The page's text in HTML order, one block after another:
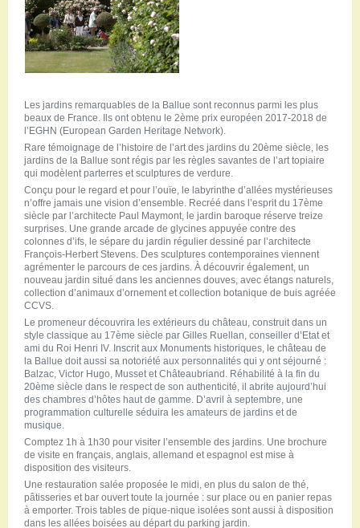
Les jardins remarquables de la Ballue sont reconnus parmi les plus
beaux de France. Ils ont obtenu le 2ème prix européen 2017-2018 de
l’EGHN (European Garden Heritage Network).
Rare témoignage de l’histoire de l’art des jardins du 20ème siècle, les
jardins de la Ballue sont régis par les règles savantes de l’art topiaire
qui modèlent parterres et sculptures de verdure.
Conçu pour le regard et pour l’ouïe, le labyrinthe d’allées mystérieuses
n’offre jamais une vision d’ensemble. Recréé dans l’esprit du 17ème
siècle par l’architecte Paul Maymont, le jardin baroque réserve treize
surprises. Une grande arcade de glycines appuyée contre des
colonnes d’ifs, le sépare du jardin régulier dessiné par l’architecte
François-Herbert Stevens. Des sculptures contemporaines viennent
agrémenter le parcours de ces jardins. À découvrir également, un
nouveau jardin situé dans les anciennes douves, avec étangs naturels,
collection d’animaux d’ornement et collection botanique de buis agréée
CCVS.
Le promeneur découvrira les extérieurs du château, construit dans un
style classique au 17ème siècle par Gilles Ruellan, conseiller d’Etat et
ami du Roi Henri IV. Inscrit aux Monuments historiques, le château de
la Ballue doit aussi sa notoriété aux personnalités qui y ont séjourné :
Balzac, Victor Hugo, Musset et Châteaubriand. Réhabilité à la fin du
20ème siècle dans le respect de son authenticité, il abrite aujourd’hui
des chambres d’hôtes haut de gamme. D’avril à septembre, une
programmation culturelle séduira les amateurs de jardins et de
musique.
Comptez 1h à 1h30 pour visiter l’ensemble des jardins. Une brochure
de visite en français, anglais, allemand et espagnol est mise à
disposition des visiteurs.
Une restauration salée proposée le midi, en plus du salon de thé,
pâtisseries et bar ouvert toute la journée : sur place ou en panier repas
à emporter. Trois tables de pique-nique isolées sont aussi à disposition
dans les allées boisées au départ du parking jardin.